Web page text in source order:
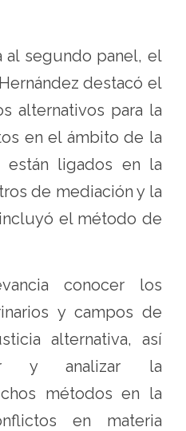
al segundo panel, el
destacó el
alternativos para la
en el ámbito de la
están ligados en la
de mediación y la
el método de
conocer los
y campos de
alternativa, así
y analizar la
métodos en la
en materia